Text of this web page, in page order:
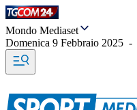
Mondo Mediaset
Domenica 9 Febbraio 2025 -